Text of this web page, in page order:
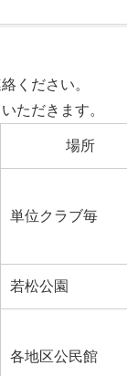
ください。
ただきます。
場所
単位クラブ毎
若松公園
各地区公民館